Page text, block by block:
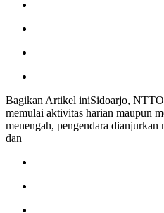
Bagikan Artikel iniSidoarjo,
memulai aktivitas harian maupun
menengah, pengendara dianjurkan
dan